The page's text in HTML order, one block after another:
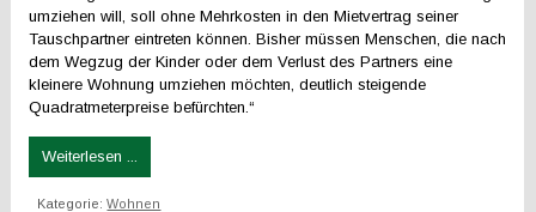
umziehen will, soll ohne Mehrkosten in den Mietvertrag seiner
Tauschpartner eintreten können. Bisher müssen Menschen, die nach
dem Wegzug der Kinder oder dem Verlust des Partners eine
kleinere Wohnung umziehen möchten, deutlich steigende
Quadratmeterpreise befürchten.“
Weiterlesen ...
Kategorie:Wohnen